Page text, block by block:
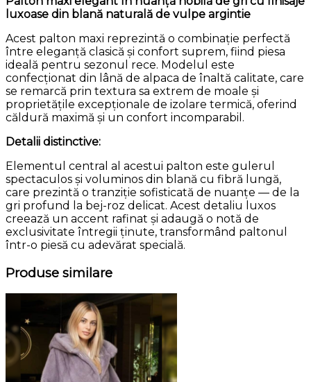
luxoase din blană naturală de vulpe argintie
Acest palton maxi reprezintă o combinație perfectă
între eleganță clasică și confort suprem, fiind piesa
ideală pentru sezonul rece. Modelul este
confecționat din lână de alpaca de înaltă calitate, care
se remarcă prin textura sa extrem de moale și
proprietățile excepționale de izolare termică, oferind
căldură maximă și un confort incomparabil.
Detalii distinctive:
Elementul central al acestui palton este gulerul
spectaculos și voluminos din blană cu fibră lungă,
care prezintă o tranziție sofisticată de nuanțe — de la
gri profund la bej-roz delicat. Acest detaliu luxos
creează un accent rafinat și adaugă o notă de
exclusivitate întregii ținute, transformând paltonul
într-o piesă cu adevărat specială.
Produse similare